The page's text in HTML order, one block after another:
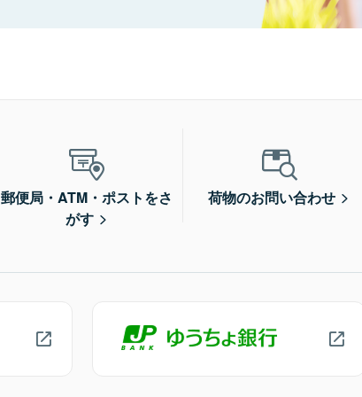
郵便局・ATM・ポストをさ
がす
荷物のお問い合わせ